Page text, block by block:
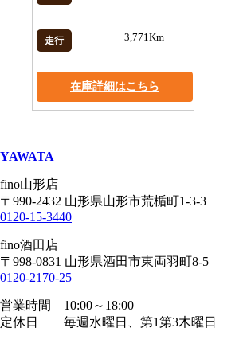
走行 3,771Km
在庫詳細はこちら
YAWATA
fino山形店
〒990-2432 山形県山形市荒楯町1-3-3
0120-15-3440
fino酒田店
〒998-0831 山形県酒田市東両羽町8-5
0120-2170-25
営業時間 10:00～18:00
定休日 毎週水曜日、第1第3木曜日